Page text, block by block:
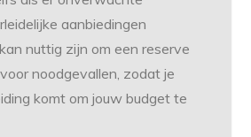
aanbiedingen
nuttig zijn om een ​​reserve
noodgevallen, zodat je
komt om jouw budget te